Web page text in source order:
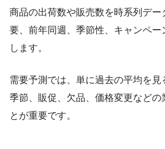
商品の出荷数や販売数を時系列デー
要、前年同週、季節性、キャンペー
します。
需要予測では、単に過去の平均を見
季節、販促、欠品、価格変更などの
とが重要です。